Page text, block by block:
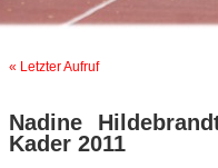
« Letzter Aufruf
Nadine
Kader 2011